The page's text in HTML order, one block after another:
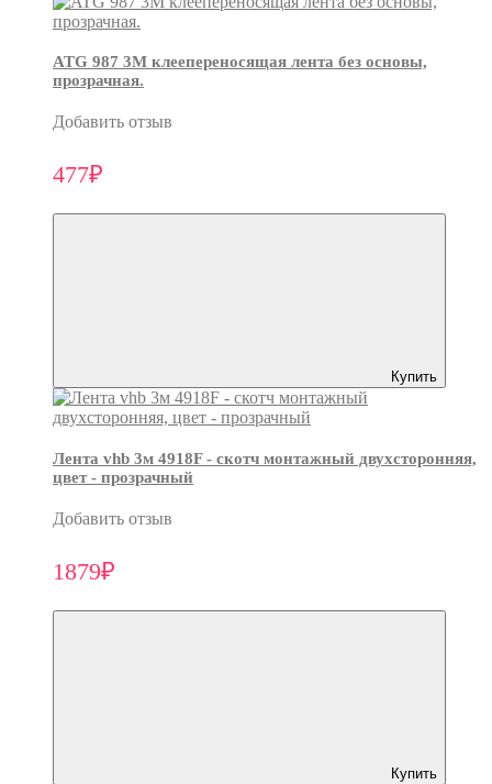
ATG 987 3М клеепереносящая лента без основы,
прозрачная.
Добавить отзыв
477₽
Купить
Лента vhb 3м 4918F - скотч монтажный двухсторонняя,
цвет - прозрачный
Добавить отзыв
1879₽
Купить